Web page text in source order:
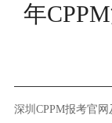
年
深圳CPPM报考官